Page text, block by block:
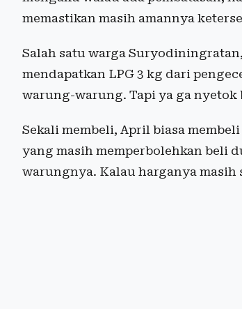
memastikan masih amannya
Salah satu warga
mendapatkan LPG 3 kg dari
warung-warung. Tapi ya ga nyetok
Sekali membeli, April biasa
yang masih memperbolehkan beli
warungnya. Kalau harganya masih